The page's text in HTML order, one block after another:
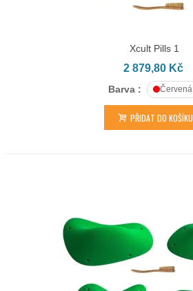
Xcult Pills 1
2 879,80 Kč
Barva : Červená
PŘIDAT DO KOŠÍKU